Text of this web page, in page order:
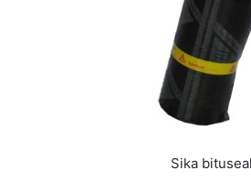
Sika